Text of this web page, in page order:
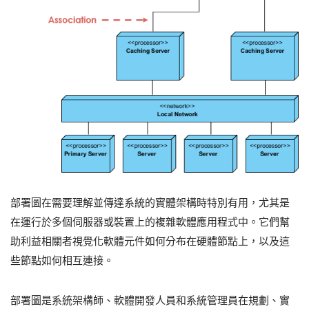
部署圖在需要理解並傳達系統的實體架構時特別有用，尤其是
在運行於多個伺服器或裝置上的複雜軟體應用程式中。它們幫
助利益相關者視覺化軟體元件如何分布在硬體節點上，以及這
些節點如何相互連接。
部署圖是系統架構師、軟體開發人員和系統管理員在規劃、實